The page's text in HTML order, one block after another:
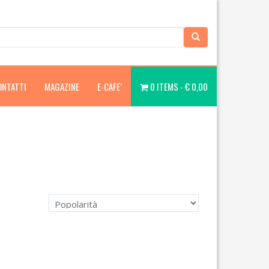
MAGAZINE E-CAFE’ 0 ITEMS -€0,00